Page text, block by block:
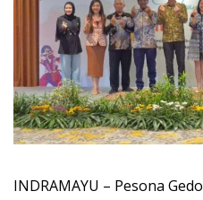
INDRAMAYU – Pesona